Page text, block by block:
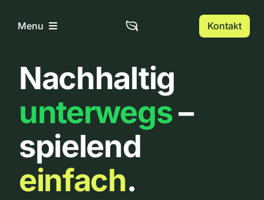
InhaltMenu
Home
Über uns
Urbanlist
Kontakt
Nachhaltig
unterwegs–
spielend
einfach.